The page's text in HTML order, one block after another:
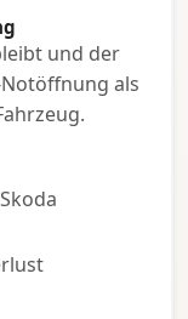
und der
als